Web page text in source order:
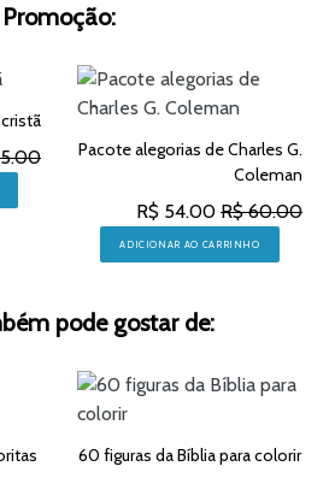
Promoção:
Pacote alegorias de Charles G.
Coleman
R$ 54.00 R$ 60.00
ADICIONAR AO CARRINHO
pode gostar de:
60 figuras da Bíblia para colorir